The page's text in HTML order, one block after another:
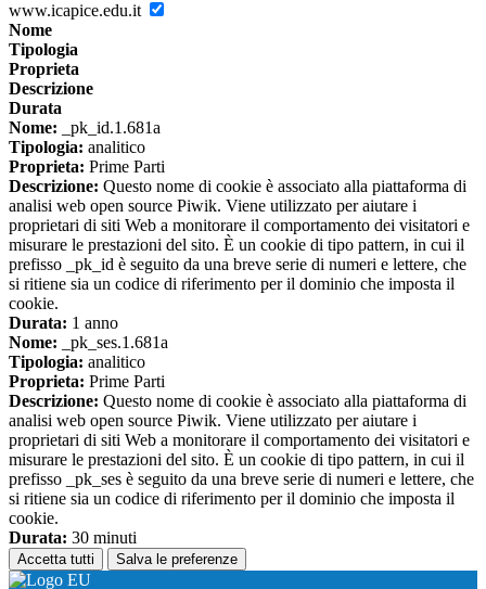
www.icapice.edu.it
Nome
Tipologia
Proprieta
Descrizione
Durata
Nome: _pk_id.1.681a
Tipologia: analitico
Proprieta: Prime Parti
Descrizione: Questo nome di cookie è associato alla piattaforma di
analisi web open source Piwik. Viene utilizzato per aiutare i
proprietari di siti Web a monitorare il comportamento dei visitatori e
misurare le prestazioni del sito. È un cookie di tipo pattern, in cui il
prefisso _pk_id è seguito da una breve serie di numeri e lettere, che
si ritiene sia un codice di riferimento per il dominio che imposta il
cookie.
Durata: 1 anno
Nome: _pk_ses.1.681a
Tipologia: analitico
Proprieta: Prime Parti
Descrizione: Questo nome di cookie è associato alla piattaforma di
analisi web open source Piwik. Viene utilizzato per aiutare i
proprietari di siti Web a monitorare il comportamento dei visitatori e
misurare le prestazioni del sito. È un cookie di tipo pattern, in cui il
prefisso _pk_ses è seguito da una breve serie di numeri e lettere, che
si ritiene sia un codice di riferimento per il dominio che imposta il
cookie.
Durata: 30 minuti
Accetta tutti Salva le preferenze